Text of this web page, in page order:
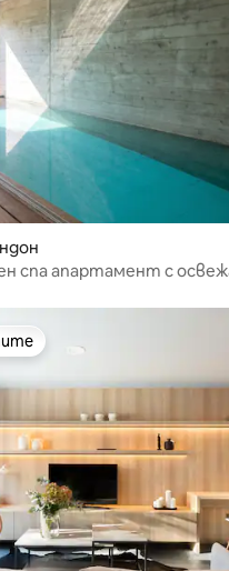
спа апартамент с